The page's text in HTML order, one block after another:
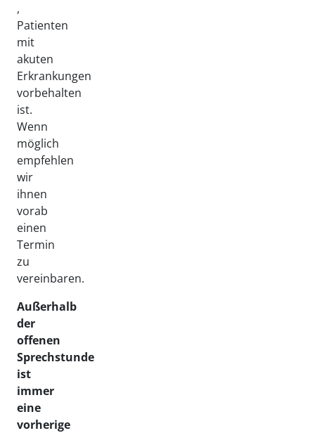
,
Patienten
mit
akuten
Erkrankungen
vorbehalten
ist.
Wenn
möglich
empfehlen
wir
ihnen
vorab
einen
Termin
zu
vereinbaren.
Außerhalb
der
offenen
Sprechstunde
ist
immer
eine
vorherige